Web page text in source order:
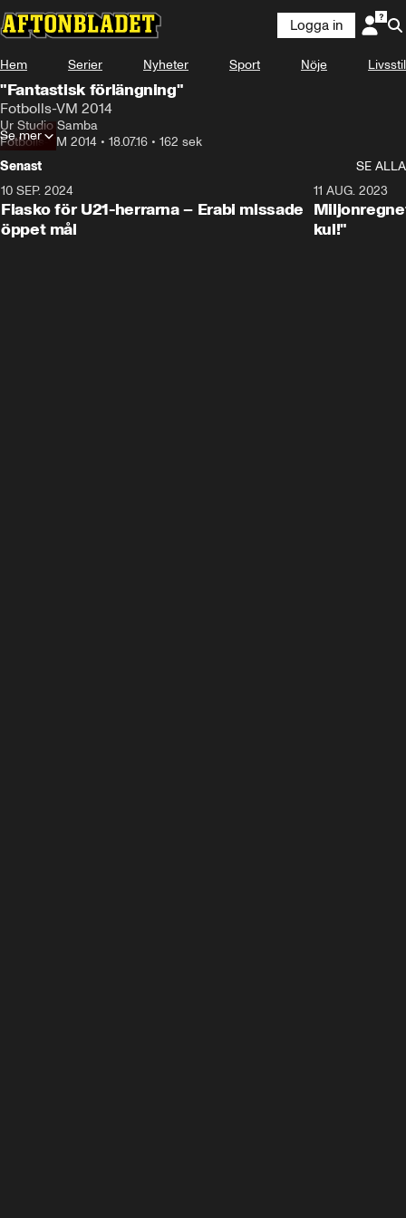
Logga in
Hem Serier Nyheter Sport Nöje Livsstil
"Fantastisk förlängning"
Fotbolls-VM 2014
Ur Studio Samba
Fotbolls-VM 2014 • 18.07.16 • 162 sek
Se mer
Senast
SE ALLA
10 SEP. 2024
Fiasko för U21-herrarna – Erabi missade
öppet mål
11 AUG. 2023
kul!"